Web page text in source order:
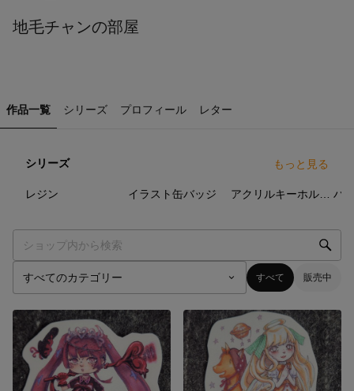
地毛チャンの部屋
作品一覧 シリーズ プロフィール レター
シリーズ もっと見る
レジン イラスト缶バッジ ハ
すべて 販売中